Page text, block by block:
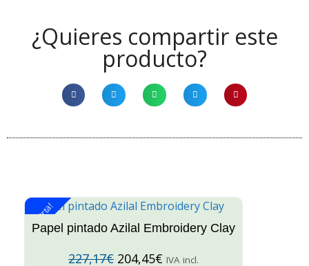
¿Quieres compartir este
producto?
¡Oferta!
Papel pintado Azilal Embroidery Clay
227,17€ 204,45€ IVA incl.